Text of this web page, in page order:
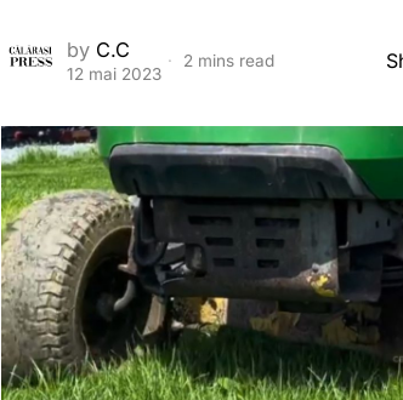
by C.C
12 mai 2023
2 mins read